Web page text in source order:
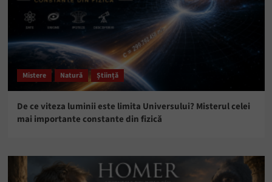
Mistere Natură Știință
De ce viteza luminii este limita Universului? Misterul celei
mai importante constante din fizică